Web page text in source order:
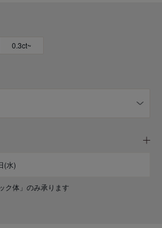
0.3ct~
(水)
ク体」のみ承ります